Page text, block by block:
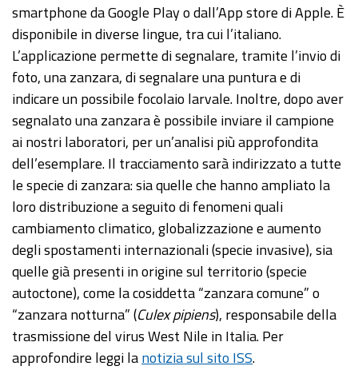
smartphone da Google Play o dall’App store di Apple. È
disponibile in diverse lingue, tra cui l’italiano.
L’applicazione permette di segnalare, tramite l’invio di
foto, una zanzara, di segnalare una puntura e di
indicare un possibile focolaio larvale. Inoltre, dopo aver
segnalato una zanzara è possibile inviare il campione
ai nostri laboratori, per un’analisi più approfondita
dell’esemplare. Il tracciamento sarà indirizzato a tutte
le specie di zanzara: sia quelle che hanno ampliato la
loro distribuzione a seguito di fenomeni quali
cambiamento climatico, globalizzazione e aumento
degli spostamenti internazionali (specie invasive), sia
quelle già presenti in origine sul territorio (specie
autoctone), come la cosiddetta “zanzara comune” o
“zanzara notturna” (Culex pipiens), responsabile della
trasmissione del virus West Nile in Italia. Per
approfondire leggi lanotizia sul sito ISS.